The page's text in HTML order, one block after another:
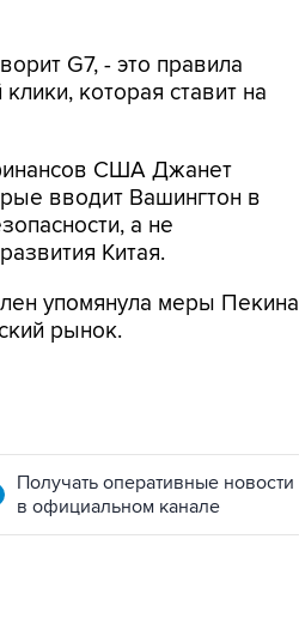
G7, - это правила
которая ставит на
США Джанет
вводит Вашингтон в
а не
Китая.
упомянула меры Пекина
рынок.
Получать оперативные новости
в официальном канале